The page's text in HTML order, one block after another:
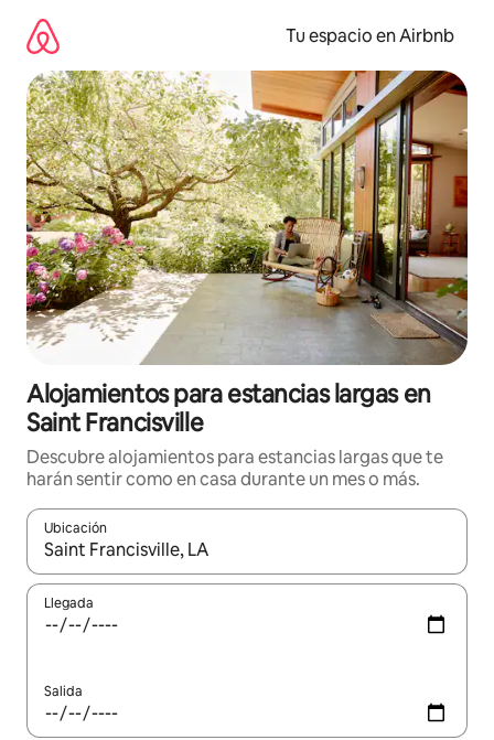
contenido
Tu espacio en Airbnb
Alojamientos para estancias largas en
Saint Francisville
Descubre alojamientos para estancias largas que te
harán sentir como en casa durante un mes o más.
Ubicación
Cuando los resultados estén disponibles, podrás navegar
Llegada
Salida